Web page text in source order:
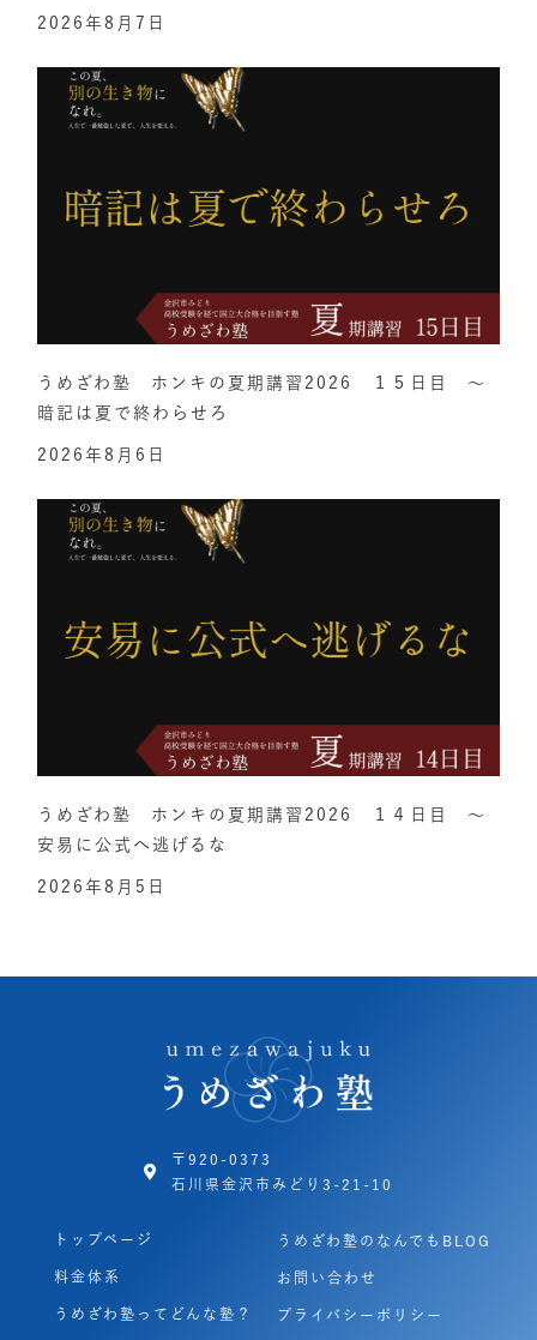
2026年8月7日
うめざわ塾 ホンキの夏期講習2026 １５日目 ～
暗記は夏で終わらせろ
2026年8月6日
うめざわ塾 ホンキの夏期講習2026 １４日目 ～
安易に公式へ逃げるな
2026年8月5日
〒920-0373
石川県金沢市みどり3-21-10
トップページ
料金体系
うめざわ塾ってどんな塾？
うめざわ塾のなんでもBLOG
お問い合わせ
プライバシーポリシー